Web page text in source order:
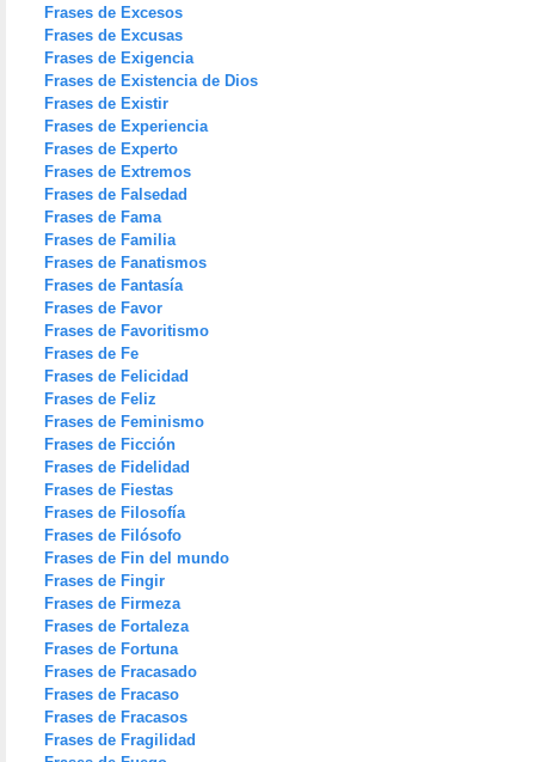
Frases de Excesos
Frases de Excusas
Frases de Exigencia
Frases de Existencia de Dios
Frases de Existir
Frases de Experiencia
Frases de Experto
Frases de Extremos
Frases de Falsedad
Frases de Fama
Frases de Familia
Frases de Fanatismos
Frases de Fantasía
Frases de Favor
Frases de Favoritismo
Frases de Fe
Frases de Felicidad
Frases de Feliz
Frases de Feminismo
Frases de Ficción
Frases de Fidelidad
Frases de Fiestas
Frases de Filosofía
Frases de Filósofo
Frases de Fin del mundo
Frases de Fingir
Frases de Firmeza
Frases de Fortaleza
Frases de Fortuna
Frases de Fracasado
Frases de Fracaso
Frases de Fracasos
Frases de Fragilidad